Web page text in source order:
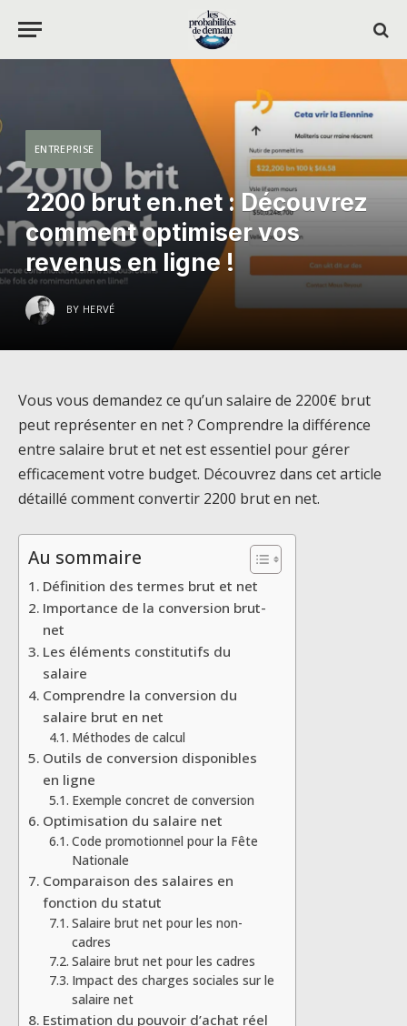
ENTREPRISE
2200 brut en.net : Découvrez
comment optimiser vos
revenus en ligne !
BY HERVÉ
Vous vous demandez ce qu’un salaire de 2200€ brut
peut représenter en net ? Comprendre la différence
entre salaire brut et net est essentiel pour gérer
efficacement votre budget. Découvrez dans cet article
détaillé comment convertir 2200 brut en net.
Au sommaire
Définition des termes brut et net
Importance de la conversion brut-
net
Les éléments constitutifs du
salaire
Comprendre la conversion du
salaire brut en net
Méthodes de calcul
Outils de conversion disponibles
en ligne
Exemple concret de conversion
Optimisation du salaire net
Code promotionnel pour la Fête
Nationale
Comparaison des salaires en
fonction du statut
Salaire brut net pour les non-
cadres
Salaire brut net pour les cadres
Impact des charges sociales sur le
salaire net
Estimation du pouvoir d’achat réel